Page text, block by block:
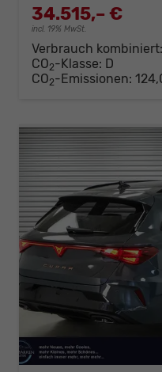
34.515,– €
incl. 19% MwSt.
Verbrauch kombiniert:
CO2-Klasse: D
CO2-Emissionen: